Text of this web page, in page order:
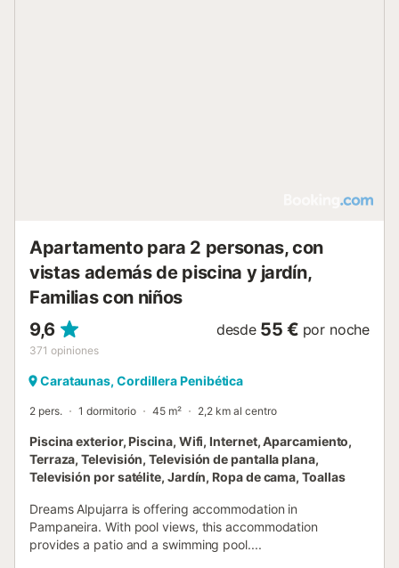
Apartamento para 2 personas, con
vistas además de piscina y jardín,
Familias con niños
9,6
371 opiniones
desde 55 € por noche
Carataunas, Cordillera Penibética
2 pers. 1 dormitorio 45 m² 2,2 km al centro
Piscina exterior, Piscina, Wifi, Internet, Aparcamiento,
Terraza, Televisión, Televisión de pantalla plana,
Televisión por satélite, Jardín, Ropa de cama, Toallas
Dreams Alpujarra is offering accommodation in
Pampaneira. With pool views, this accommodation
provides a patio and a swimming pool....